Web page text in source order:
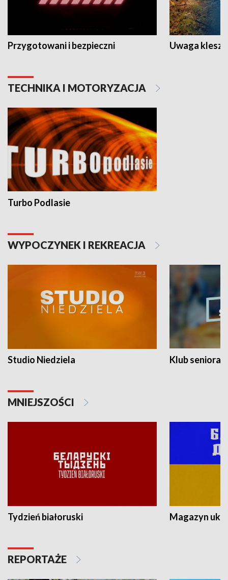
Przygotowani i bezpieczni Uwaga
TECHNIKA I MOTORYZACJA
Turbo Podlasie
WYPOCZYNEK I REKREACJA
Studio Niedziela Klub seniora
MNIEJSZOŚCI
Tydzień białoruski Magazyn
REPORTAŻE